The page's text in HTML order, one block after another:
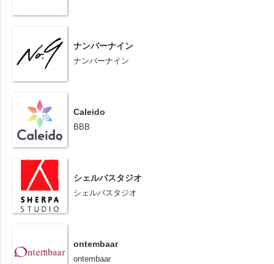
ナンバーナイン
ナンバーナイン
Caleido
BBB
シェルパスタジオ
シェルパスタジオ
ontembaar
ontembaar